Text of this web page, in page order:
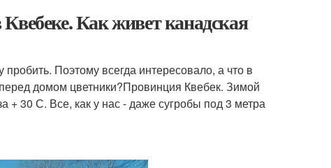
Как живет канадская
Поэтому всегда интересовало, а что в
домом цветники?Провинция Квебек. Зимой
+ 30 С. Все, как у нас - даже сугробы под 3 метра